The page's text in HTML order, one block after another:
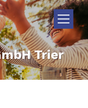
Trier